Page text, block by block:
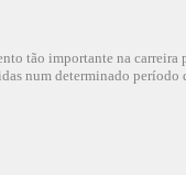
tão importante na carreira
num determinado período